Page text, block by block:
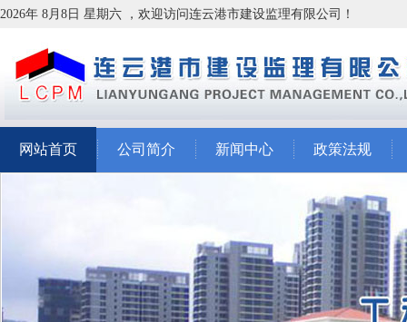
2026年 8月8日 星期六 ，欢迎访问连云港市建设监理有限公司！
网站首页 公司简介 新闻中心 政策法规